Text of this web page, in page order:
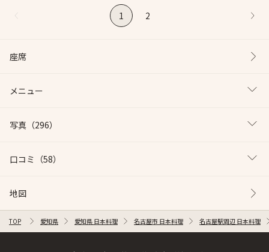
1 2
座席
メニュー
写真 （296）
口コミ （58）
地図
TOP 愛知県 愛知県 日本料理 名古屋市 日本料理 名古屋駅周辺 日本料理